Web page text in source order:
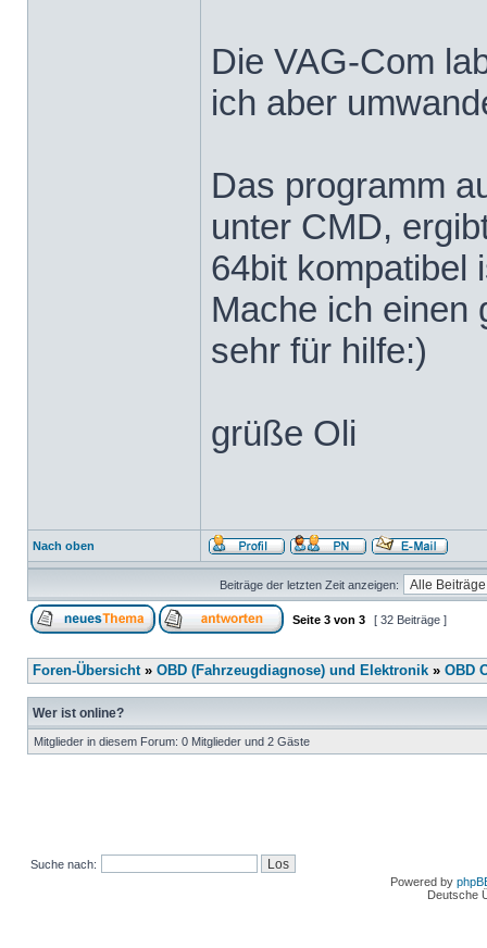
Die VAG-Com
ich aber
Das programm
unter CMD,
64bit kompatibel
Mache ich einen
sehr für hilfe:)
grüße Oli
Nach oben
Beiträge der letzten Zeit anzeigen:
Seite 3 von 3 [ 32 Beiträge ]
Foren-Übersicht» OBD (Fahrzeugdiagnose) und Elektronik » OBD
Wer ist online?
Mitglieder in diesem Forum: 0 Mitglieder und 2 Gäste
Suche nach:
Powered by
Deutsche